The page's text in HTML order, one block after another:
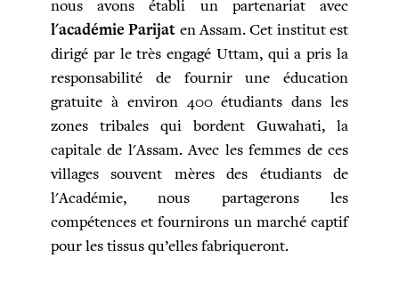
nous avons établi un partenariat avec
l'académie Parijat en Assam. Cet institut est
dirigé par le très engagé Uttam, qui a pris la
responsabilité de fournir une éducation
gratuite à environ 400 étudiants dans les
zones tribales qui bordent Guwahati, la
capitale de l'Assam. Avec les femmes de ces
villages souvent mères des étudiants de
l'Académie, nous partagerons les
compétences et fournirons un marché captif
pour les tissus qu’elles fabriqueront.